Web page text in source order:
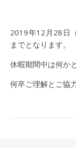
2019年12月28日（土曜日）から2020年1月5日（日曜日）
までとなります。
休暇期間中は何か
何卒ご理解とご協